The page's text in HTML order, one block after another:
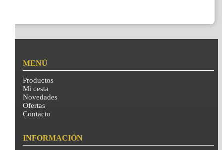
MENÚ
Productos
Mi cesta
Novedades
Ofertas
Contacto
INFORMACIÓN